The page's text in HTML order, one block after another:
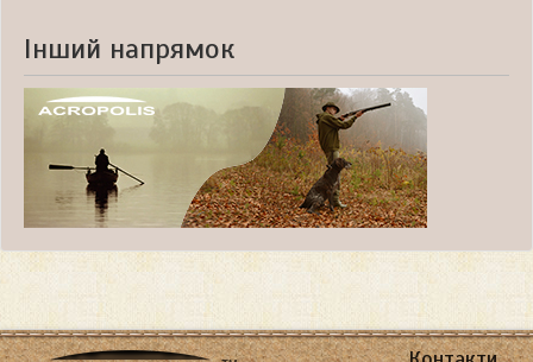
Інший напрямок